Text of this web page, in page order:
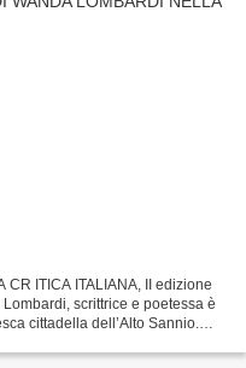
CR ITICA ITALIANA, II edizione
scrittrice e poetessa è
cittadella dell’Alto Sannio.